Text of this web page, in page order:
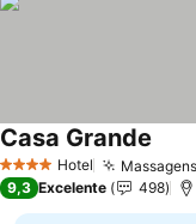
4 EstrelasHotel
Casa Grande
9,3 Excelente 498